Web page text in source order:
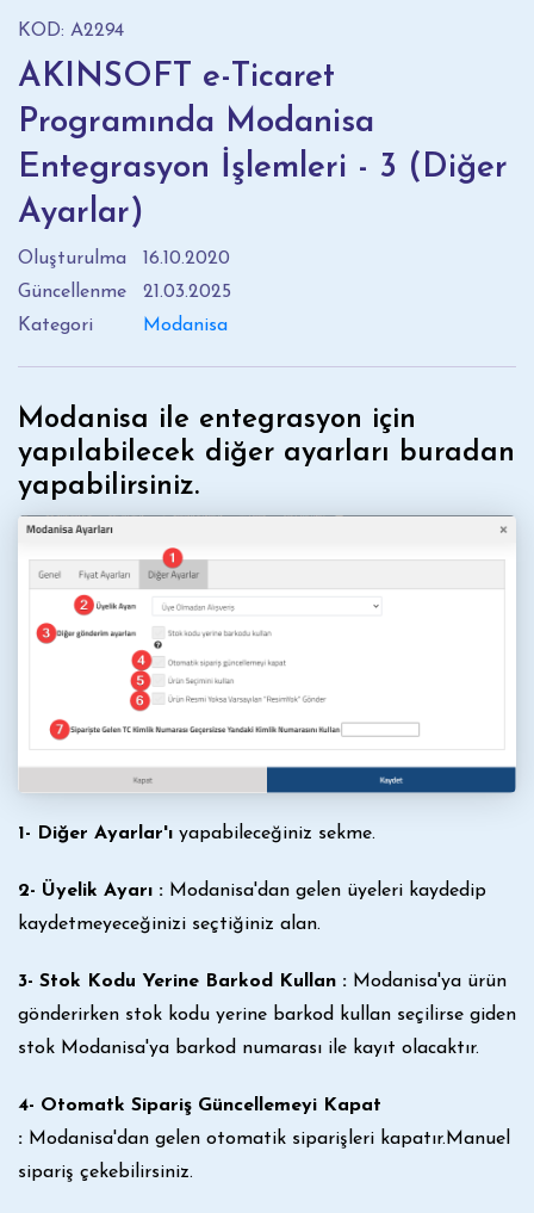
KOD: A2294
AKINSOFT e-Ticaret
Programında Modanisa
Entegrasyon İşlemleri - 3 (Diğer
Ayarlar)
Oluşturulma
16.10.2020
Güncellenme
21.03.2025
Kategori
Modanisa
Modanisa ile entegrasyon için
yapılabilecek diğer ayarları buradan
yapabilirsiniz.
1- Diğer Ayarlar'ı yapabileceğiniz sekme.
2- Üyelik Ayarı : Modanisa'dan gelen üyeleri kaydedip
kaydetmeyeceğinizi seçtiğiniz alan.
3- Stok Kodu Yerine Barkod Kullan : Modanisa'ya ürün
gönderirken stok kodu yerine barkod kullan seçilirse giden
stok Modanisa'ya barkod numarası ile kayıt olacaktır.
4- Otomatk Sipariş Güncellemeyi Kapat
: Modanisa'dan gelen otomatik siparişleri kapatır.Manuel
sipariş çekebilirsiniz.